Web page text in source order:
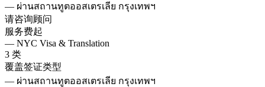
— ผ่านสถานทูตออสเตรเลีย กรุงเทพฯ
请咨询顾问
服务费起
— NYC Visa & Translation
3 类
覆盖签证类型
— ผ่านสถานทูตออสเตรเลีย กรุงเทพฯ